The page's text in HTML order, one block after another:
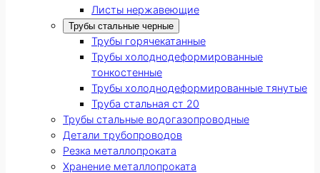
Листы нержавеющие
Трубы стальные черные
Трубы горячекатанные
Трубы холоднодеформированные
тонкостенные
Трубы холоднодеформированные тянутые
Труба стальная ст 20
Трубы стальные водогазопроводные
Детали трубопроводов
Резка металлопроката
Хранение металлопроката